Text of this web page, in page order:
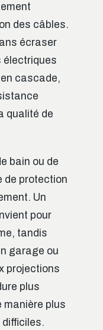
des câbles.
écraser
électriques
cascade,
qualité de
bain ou de
de protection
Un
pour
tandis
garage ou
projections
plus
manière plus